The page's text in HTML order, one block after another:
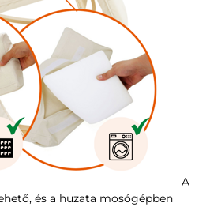
A
és a huzata mosógépben